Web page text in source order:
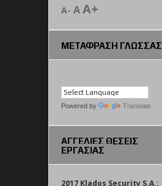
A- AA+
ΜΕΤΑΦΡΑΣΗ ΓΛΩΣΣΑΣ
Powered by Translate
ΑΓΓΕΛΙΕΣ ΘΕΣΕΙΣ
ΕΡΓΑΣΙΑΣ
2017 Klados Security S.A.: